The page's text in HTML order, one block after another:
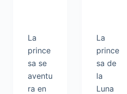
La
prince
sa se
aventu
ra en
La
prince
sa de
la
Luna